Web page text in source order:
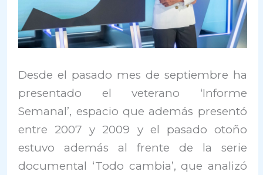
Desde el pasado mes de septiembre ha
presentado el veterano ‘Informe
Semanal’, espacio que además presentó
entre 2007 y 2009 y el pasado otoño
estuvo además al frente de la serie
documental ‘Todo cambia’, que analizó